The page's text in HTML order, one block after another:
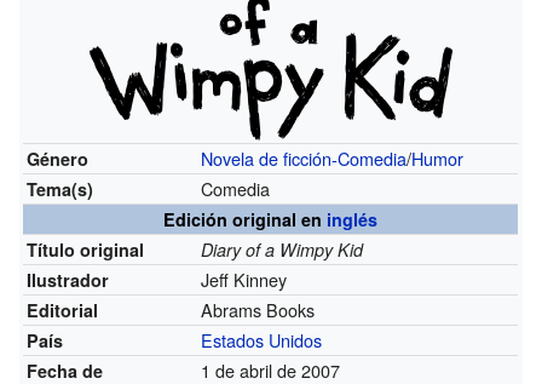
Género Novelade ficción-Comedia/Humor
Tema(s) Comedia
Edición original en inglés
Título original
Diary of a Wimpy Kid
Ilustrador
Jeff Kinney
Editorial Abrams Books
País Estados Unidos
Fecha de
1 de abril de 2007